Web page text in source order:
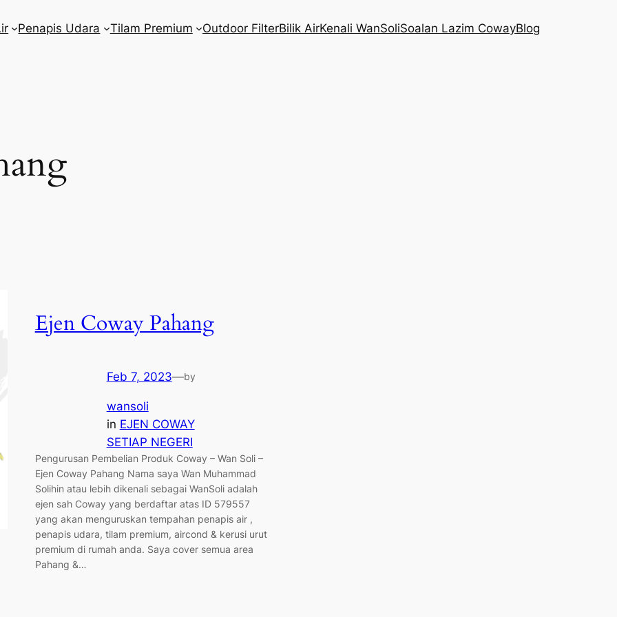
Penapis Udara Tilam Premium Outdoor FilterBilik AirKenali WanSoliSoalan Lazim CowayBlog
Ejen Coway Pahang
Feb 7, 2023—by
wansoli
in EJEN COWAY
SETIAP NEGERI
Pengurusan Pembelian Produk Coway – Wan Soli –
Ejen Coway Pahang Nama saya Wan Muhammad
Solihin atau lebih dikenali sebagai WanSoli adalah
ejen sah Coway yang berdaftar atas ID 579557
yang akan menguruskan tempahan penapis air ,
penapis udara, tilam premium, aircond & kerusi urut
premium di rumah anda. Saya cover semua area
Pahang &…